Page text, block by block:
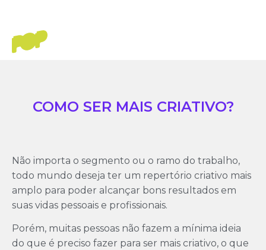
COMO SER MAIS CRIATIVO?
Não importa o segmento ou o ramo do trabalho,
todo mundo deseja ter um repertório criativo mais
amplo para poder alcançar bons resultados em
suas vidas pessoais e profissionais.
Porém, muitas pessoas não fazem a mínima ideia
do que é preciso fazer para ser mais criativo, o que